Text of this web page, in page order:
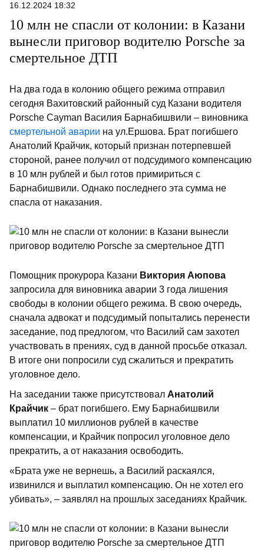
16.12.2024 18:32
10 млн не спасли от колонии: в Казани
вынесли приговор водителю Porsche за
смертельное ДТП
На два года в колонию общего режима отправил
сегодня Вахитовский районный суд Казани водителя
Porsche Cayman Василия Барнабишвили – виновника
смертельной аварии на ул.Ершова. Брат погибшего
Анатолий Крайчик, который признан потерпевшей
стороной, ранее получил от подсудимого компенсацию
в 10 млн рублей и был готов примириться с
Барнабишвили. Однако последнего эта сумма не
спасла от наказания.
Помощник прокурора Казани Виктория Аюпова
запросила для виновника аварии 3 года лишения
свободы в колонии общего режима. В свою очередь,
сначала адвокат и подсудимый попытались перенести
заседание, под предлогом, что Василий сам захотел
участвовать в прениях, суд в данной просьбе отказал.
В итоге они попросили суд сжалиться и прекратить
уголовное дело.
На заседании также присутствовал Анатолий
Крайчик – брат погибшего. Ему Барнабишвили
выплатил 10 миллионов рублей в качестве
компенсации, и Крайчик попросил уголовное дело
прекратить, а от наказания освободить.
«Брата уже не вернешь, а Василий раскаялся,
извинился и выплатил компенсацию. Он не хотел его
убивать», – заявлял на прошлых заседаниях Крайчик.